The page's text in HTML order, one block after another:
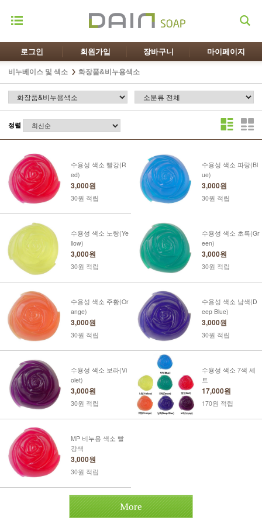
로그인 회원가입 장바구니 마이페이지
비누베이스 및 색소 화장품&비누용색소
정렬
수용성 색소 빨강(R
ed)
3,000원
30원 적립
수용성 색소 파랑(Bl
ue)
3,000원
30원 적립
수용성 색소 노랑(Ye
llow)
3,000원
30원 적립
수용성 색소 초록(Gr
een)
3,000원
30원 적립
수용성 색소 주황(Or
ange)
3,000원
30원 적립
수용성 색소 남색(D
eep Blue)
3,000원
30원 적립
수용성 색소 보라(Vi
olet)
3,000원
30원 적립
수용성 색소 7색 세
트
17,000원
170원 적립
MP 비누용 색소 빨
강색
3,000원
30원 적립
More